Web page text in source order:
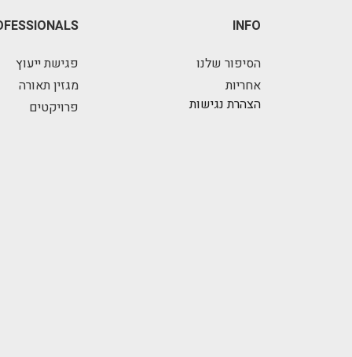
INFO
הסיפור שלנו
אחריות
הצהרת נגישות
פגישת ייעוץ
מגזין תאורה
פרויקטים